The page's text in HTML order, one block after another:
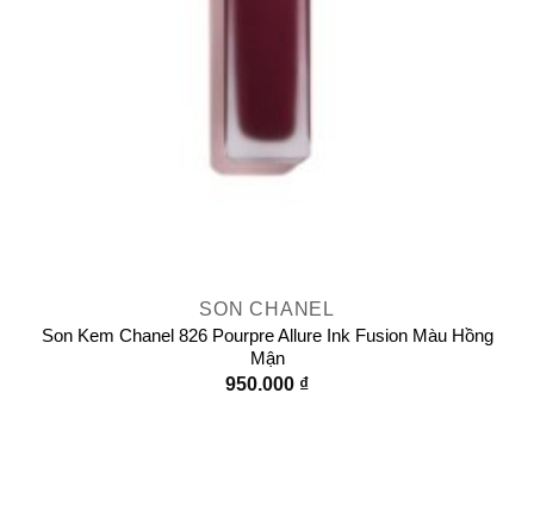
SON CHANEL
Son Kem Chanel 826 Pourpre Allure Ink Fusion Màu Hồng
Mận
950.000 ₫